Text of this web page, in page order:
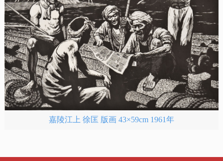
嘉陵江上 徐匡 版画 43×59cm 1961年